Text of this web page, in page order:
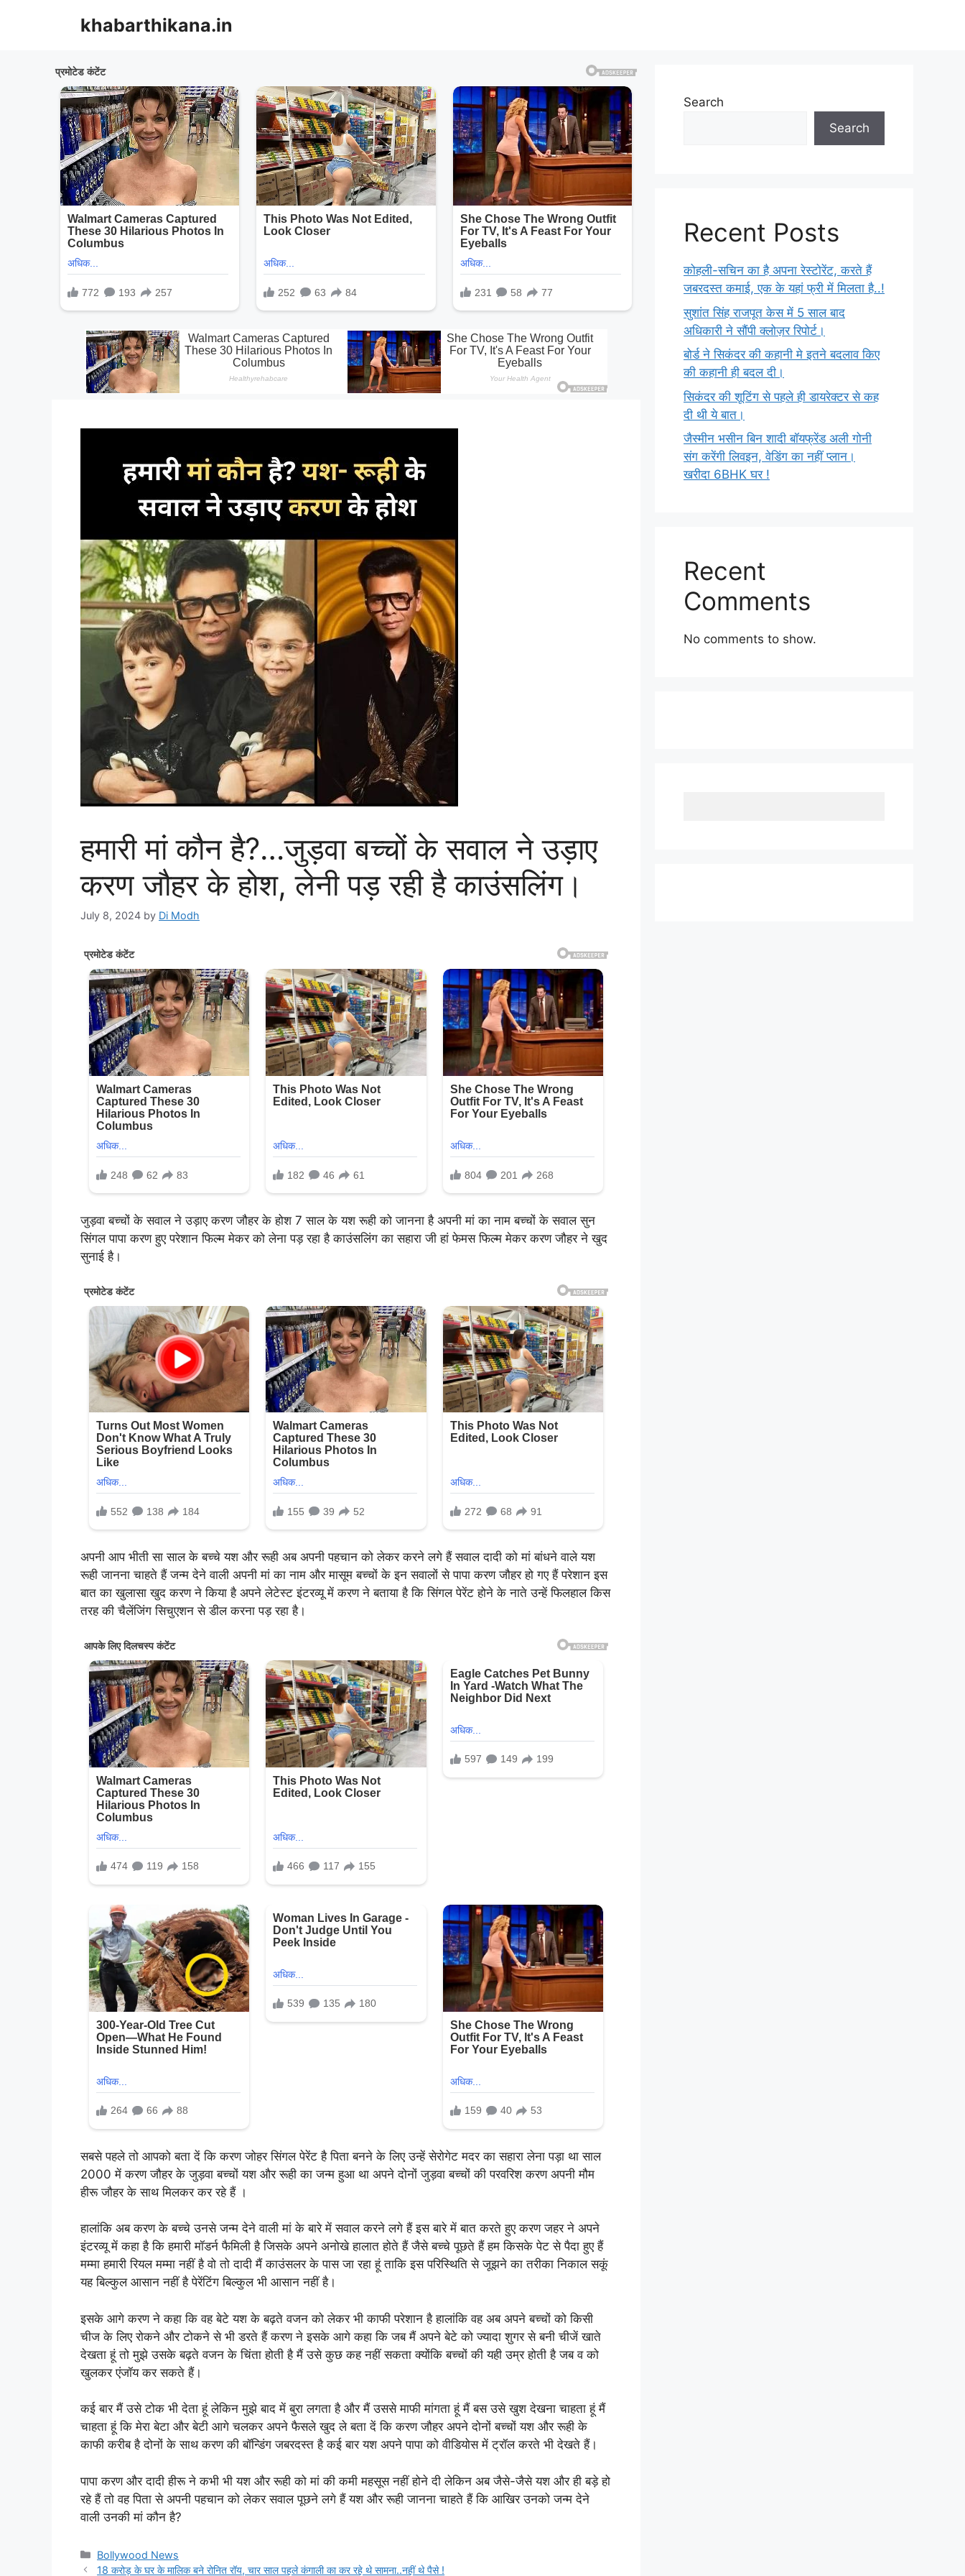
khabarthikana.in
हमारी मां कौन है?…जुड़वा बच्चों के सवाल ने उड़ाए
करण जौहर के होश, लेनी पड़ रही है काउंसलिंग।
July 8, 2024 by Di Modh
जुड़वा बच्चों के सवाल ने उड़ाए करण जौहर के होश 7 साल के यश रूही को जानना है अपनी मां का नाम बच्चों के सवाल सुन
सिंगल पापा करण हुए परेशान फिल्म मेकर को लेना पड़ रहा है काउंसलिंग का सहारा जी हां फेमस फिल्म मेकर करण जौहर ने खुद
सुनाई है।
अपनी आप भीती सा साल के बच्चे यश और रूही अब अपनी पहचान को लेकर करने लगे हैं सवाल दादी को मां बांधने वाले यश
रूही जानना चाहते हैं जन्म देने वाली अपनी मां का नाम और मासूम बच्चों के इन सवालों से पापा करण जौहर हो गए हैं परेशान इस
बात का खुलासा खुद करण ने किया है अपने लेटेस्ट इंटरव्यू में करण ने बताया है कि सिंगल पेरेंट होने के नाते उन्हें फिलहाल किस
तरह की चैलेंजिंग सिचुएशन से डील करना पड़ रहा है।
सबसे पहले तो आपको बता दें कि करण जोहर सिंगल पेरेंट है पिता बनने के लिए उन्हें सेरोगेट मदर का सहारा लेना पड़ा था साल
2000 में करण जौहर के जुड़वा बच्चों यश और रूही का जन्म हुआ था अपने दोनों जुड़वा बच्चों की परवरिश करण अपनी मौम
हीरू जौहर के साथ मिलकर कर रहे हैं ।
हालांकि अब करण के बच्चे उनसे जन्म देने वाली मां के बारे में सवाल करने लगे हैं इस बारे में बात करते हुए करण जहर ने अपने
इंटरव्यू में कहा है कि हमारी मॉडर्न फैमिली है जिसके अपने अनोखे हालात होते हैं जैसे बच्चे पूछते हैं हम किसके पेट से पैदा हुए हैं
मम्मा हमारी रियल मम्मा नहीं है वो तो दादी मैं काउंसलर के पास जा रहा हूं ताकि इस परिस्थिति से जूझने का तरीका निकाल सकूं
यह बिल्कुल आसान नहीं है पेरेंटिंग बिल्कुल भी आसान नहीं है।
इसके आगे करण ने कहा कि वह बेटे यश के बढ़ते वजन को लेकर भी काफी परेशान है हालांकि वह अब अपने बच्चों को किसी
चीज के लिए रोकने और टोकने से भी डरते हैं करण ने इसके आगे कहा कि जब मैं अपने बेटे को ज्यादा शुगर से बनी चीजें खाते
देखता हूं तो मुझे उसके बढ़ते वजन के चिंता होती है मैं उसे कुछ कह नहीं सकता क्योंकि बच्चों की यही उम्र होती है जब व को
खुलकर एंजॉय कर सकते हैं।
कई बार मैं उसे टोक भी देता हूं लेकिन मुझे बाद में बुरा लगता है और मैं उससे माफी मांगता हूं मैं बस उसे खुश देखना चाहता हूं मैं
चाहता हूं कि मेरा बेटा और बेटी आगे चलकर अपने फैसले खुद ले बता दें कि करण जौहर अपने दोनों बच्चों यश और रूही के
काफी करीब है दोनों के साथ करण की बॉन्डिंग जबरदस्त है कई बार यश अपने पापा को वीडियोस में ट्रॉल करते भी देखते हैं।
पापा करण और दादी हीरू ने कभी भी यश और रूही को मां की कमी महसूस नहीं होने दी लेकिन अब जैसे-जैसे यश और ही बड़े हो
रहे हैं तो वह पिता से अपनी पहचान को लेकर सवाल पूछने लगे हैं यश और रूही जानना चाहते हैं कि आखिर उनको जन्म देने
वाली उनकी मां कौन है?
Categories
Bollywood News
18 करोड़ के घर के मालिक बने रोनित रॉय, चार साल पहले कंगाली का कर रहे थे सामना..नहीं थे पैसे !
Search
Search
Recent Posts
कोहली-सचिन का है अपना रेस्टोरेंट, करते हैं
जबरदस्त कमाई, एक के यहां फ्री में मिलता है..!
सुशांत सिंह राजपूत केस में 5 साल बाद
अधिकारी ने सौंपी क्लोज़र रिपोर्ट।
बोर्ड ने सिकंदर की कहानी मे इतने बदलाव किए
की कहानी ही बदल दी।
सिकंदर की शूटिंग से पहले ही डायरेक्टर से कह
दी थी ये बात।
जैस्मीन भसीन बिन शादी बॉयफ्रेंड अली गोनी
संग करेंगी लिवइन, वेडिंग का नहीं प्लान।
खरीदा 6BHK घर !
Recent
Comments
No comments to show.